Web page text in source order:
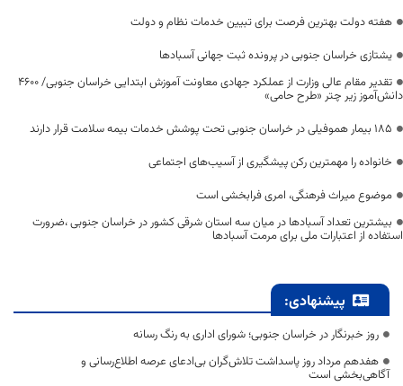
هفته دولت بهترین فرصت برای تبیین خدمات نظام و دولت
یشتازی خراسان جنوبی در پرونده ثبت جهانی آسبادها
تقدیر مقام عالی وزارت از عملکرد جهادی معاونت آموزش ابتدایی خراسان جنوبی/ ۴۶۰۰
دانش‌آموز زیر چتر «طرح حامی»
۱۸۵ بیمار هموفیلی در خراسان جنوبی تحت پوشش خدمات بیمه سلامت قرار دارند
خانواده را مهمترین رکن پیشگیری از آسیب‌های اجتماعی
موضوع میراث فرهنگی، امری فرابخشی است
بیشترین تعداد آسبادها در میان سه استان شرقی کشور در خراسان جنوبی ،ضرورت
استفاده از اعتبارات ملی برای مرمت آسبادها
پیشنهادی:
روز خبرنگار در خراسان جنوبی؛ شورای اداری به رنگ رسانه
هفدهم مرداد روز پاسداشت تلاش‌گران بی‌ادعای عرصه اطلاع‌رسانی و
آگاهی‌بخشی است